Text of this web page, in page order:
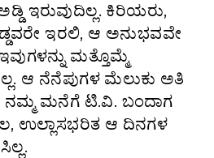
ಇರುವುದಿಲ್ಲ. ಕಿರಿಯರು,
ಇರಲಿ, ಆ ಅನುಭವವೇ
ಮತ್ತೊಮ್ಮೆ
ಆ ನೆನೆಪುಗಳ ಮೆಲುಕು ಅತಿ
ಮನೆಗೆ ಟಿ.ವಿ. ಬಂದಾಗ
ಉಲ್ಲಾಸಭರಿತ ಆ ದಿನಗಳ